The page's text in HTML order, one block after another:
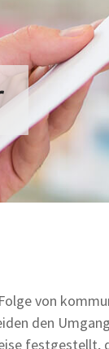
von
den
festgestellt,